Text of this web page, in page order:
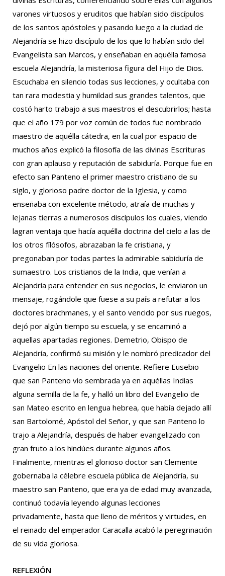
varones virtuosos y eruditos que habían sido discípulos
de los santos apóstoles y pasando luego a la ciudad de
Alejandría se hizo discípulo de los que lo habían sido del
Evangelista san Marcos, y enseñaban en aquélla famosa
escuela Alejandría, la misteriosa figura del Hijo de Dios.
Escuchaba en silencio todas sus lecciones, y ocultaba con
tan rara modestia y humildad sus grandes talentos, que
costó harto trabajo a sus maestros el descubrirlos; hasta
que el año 179 por voz común de todos fue nombrado
maestro de aquélla cátedra, en la cual por espacio de
muchos años explicó la filosofía de las divinas Escrituras
con gran aplauso y reputación de sabiduría. Porque fue en
efecto san Panteno el primer maestro cristiano de su
siglo, y glorioso padre doctor de la Iglesia, y como
enseñaba con excelente método, atraía de muchas y
lejanas tierras a numerosos discípulos los cuales, viendo
lagran ventaja que hacía aquélla doctrina del cielo a las de
los otros fílósofos, abrazaban la fe cristiana, y
pregonaban por todas partes la admirable sabiduría de
sumaestro. Los cristianos de la India, que venían a
Alejandría para entender en sus negocios, le enviaron un
mensaje, rogándole que fuese a su país a refutar a los
doctores brachmanes, y el santo vencido por sus ruegos,
dejó por algún tiempo su escuela, y se encaminó a
aquellas apartadas regiones. Demetrio, Obispo de
Alejandría, confirmó su misión y le nombró predicador del
Evangelio En las naciones del oriente. Refiere Eusebio
que san Panteno vio sembrada ya en aquéllas Indias
alguna semilla de la fe, y halló un libro del Evangelio de
san Mateo escrito en lengua hebrea, que había dejado allí
san Bartolomé, Apóstol del Señor, y que san Panteno lo
trajo a Alejandría, después de haber evangelizado con
gran fruto a los hindúes durante algunos años.
Finalmente, mientras el glorioso doctor san Clemente
gobernaba la célebre escuela pública de Alejandría, su
maestro san Panteno, que era ya de edad muy avanzada,
continuó todavía leyendo algunas lecciones
privadamente, hasta que lleno de méritos y virtudes, en
el reinado del emperador Caracalla acabó la peregrinación
de su vida gloriosa.
REFLEXIÓN